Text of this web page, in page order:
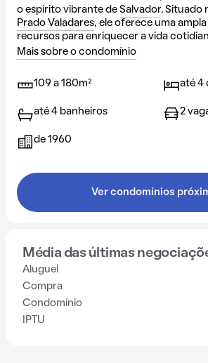
o espírito vibrante de Salvador. Situado
Prado Valadares, ele oferece uma
recursos para enriquecer a vida
Mais sobre o condomínio
109 a 180m² até 4
até 4 banheiros 2
de 1960
Ver condomínios
Média das últimas
Aluguel
Compra
Condomínio
IPTU